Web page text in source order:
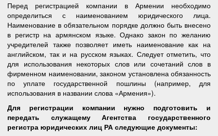
Перед регистрацией компании в Армении необходимо
определиться с наименованием юридического лица.
Наименование в обязательном порядке должно быть внесено
в регистр на армянском языке. Однако закон по желанию
учредителей также позволяет иметь наименование как на
английском, так и на русском языках. Следует отметить, что
для использования некоторых слов или сочетаний слов в
фирменном наименовании, законом установлена обязанность
по уплате государственной пошлины (например, для
использования в названии слова «Армения»).
Для регистрации компании нужно подготовить и
передать служащему Агентства государственного
регистра юридических лиц РА следующие документы: